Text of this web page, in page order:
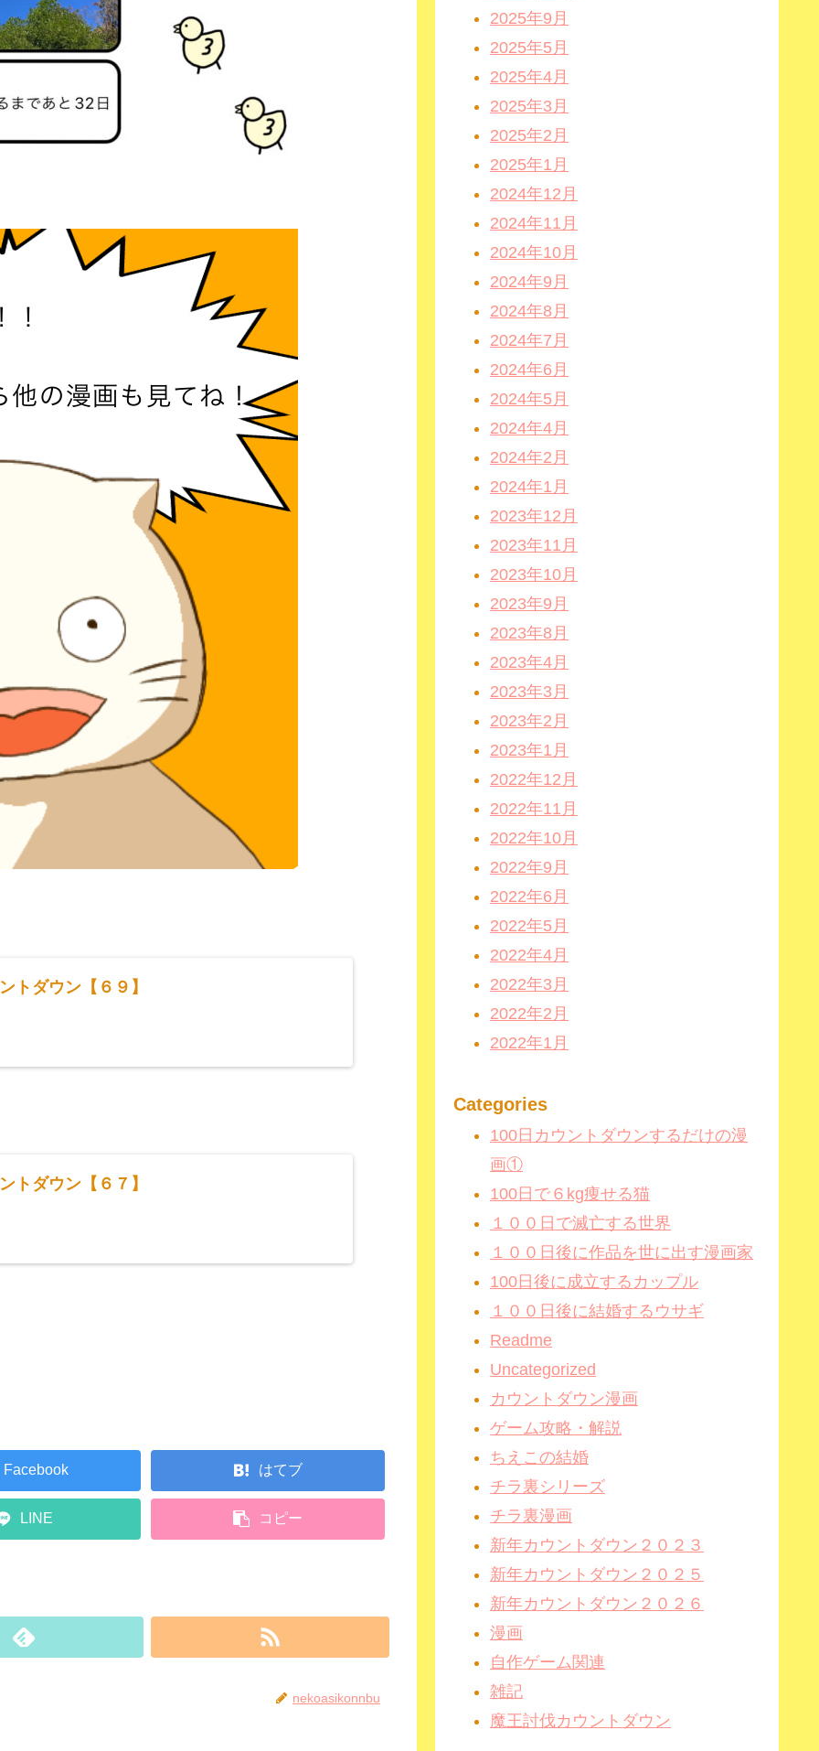
トダウン【６９】
トダウン【６７】
Facebook はてブ
LINE コピー
nekoasikonnbu
2025年9月
2025年5月
2025年4月
2025年3月
2025年2月
2025年1月
2024年12月
2024年11月
2024年10月
2024年9月
2024年8月
2024年7月
2024年6月
2024年5月
2024年4月
2024年2月
2024年1月
2023年12月
2023年11月
2023年10月
2023年9月
2023年8月
2023年4月
2023年3月
2023年2月
2023年1月
2022年12月
2022年11月
2022年10月
2022年9月
2022年6月
2022年5月
2022年4月
2022年3月
2022年2月
2022年1月
Categories
100日カウントダウンするだけの漫
画①
100日で６kg痩せる猫
１００日で滅亡する世界
１００日後に作品を世に出す漫画家
100日後に成立するカップル
１００日後に結婚するウサギ
Readme
Uncategorized
カウントダウン漫画
ゲーム攻略・解説
ちえこの結婚
チラ裏シリーズ
チラ裏漫画
新年カウントダウン２０２３
新年カウントダウン２０２５
新年カウントダウン２０２６
漫画
自作ゲーム関連
雑記
魔王討伐カウントダウン